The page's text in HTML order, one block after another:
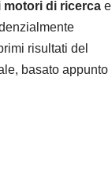
motori di ricerca e
risultati del
basato appunto